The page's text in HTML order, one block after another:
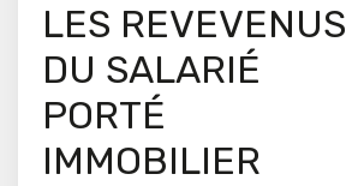
LES REVEVENUS
DU SALARIÉ
PORTÉ
IMMOBILIER